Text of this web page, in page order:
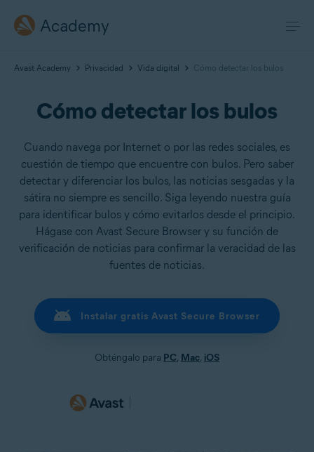
Academy
Avast Academy Privacidad Vida digital Cómo detectar los bulos
Cómo detectar los bulos
Cuando navega por Internet o por las redes sociales, es
cuestión de tiempo que encuentre con bulos. Pero saber
detectar y diferenciar los bulos, las noticias sesgadas y la
sátira no siempre es sencillo. Siga leyendo nuestra guía
para identificar bulos y cómo evitarlos desde el principio.
Hágase con Avast Secure Browser y su función de
verificación de noticias para confirmar la veracidad de las
fuentes de noticias.
Instalar gratis Avast Secure Browser
Obténgalo para PC, Mac, iOS